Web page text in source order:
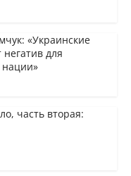
«Украинские
для
часть вторая: